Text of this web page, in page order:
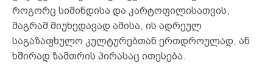
როგორც სიმინდისა და კარტოფილისათვის,
მაგრამ მიუხედავად ამისა, ის ადრეულ
საგაზაფხულო კულტურებთან ერთდროულად, ან
ხშირად ზამთრის პირასაც ითესება.